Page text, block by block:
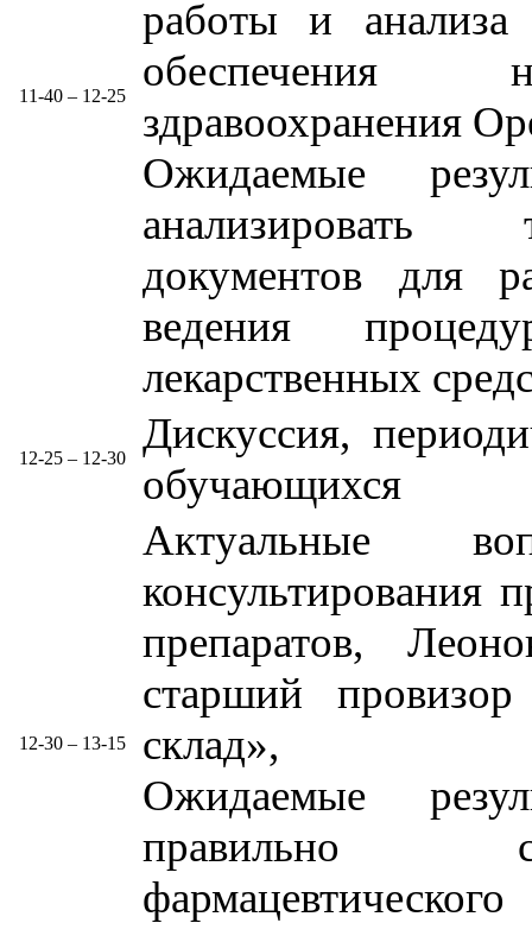
11-40 – 12-25
работы и анализа
обеспечения
здравоохранения
Ожидаемые
анализировать
документов для
ведения
лекарственных
12-25 – 12-30
Дискуссия,
обучающихся
12-30 – 13-15
Актуальные
консультирования
препаратов,
старший
склад»,
Ожидаемые
правильно